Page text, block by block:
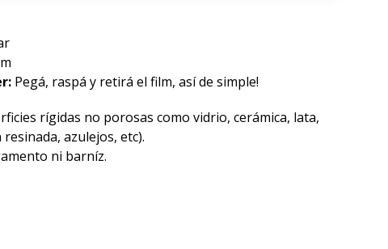
Pegá, raspá y retirá el film, así de simple!
rígidas no porosas como vidrio, cerámica, lata,
azulejos, etc).
ni barníz.